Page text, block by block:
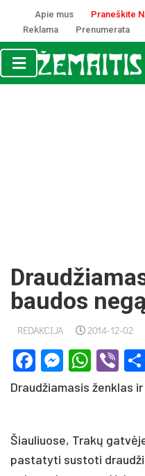
Apie mus
Praneškite
Reklama
Prenumerata
baudos
REDAKCIJA 2014-12-02
Facebook
Draudžiamasis ženklas
Šiauliuose, Trakų
pastatyti sustoti